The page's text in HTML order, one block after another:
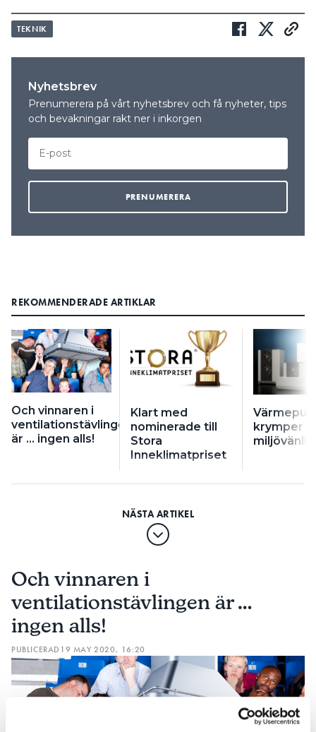
TEKNIK
Nyhetsbrev
Prenumerera på vårt nyhetsbrev och få nyheter, tips
och bevakningar rakt ner i inkorgen
REKOMMENDERADE ARTIKLAR
Och vinnaren i
ventilationstävlingen
är … ingen alls!
Klart med
nominerade till
Stora
Inneklimatpriset
krymper
Och vinnaren i
ventilationstävlingen är …
ingen alls!
PUBLICERAD 19 MAY 2020, 16:20